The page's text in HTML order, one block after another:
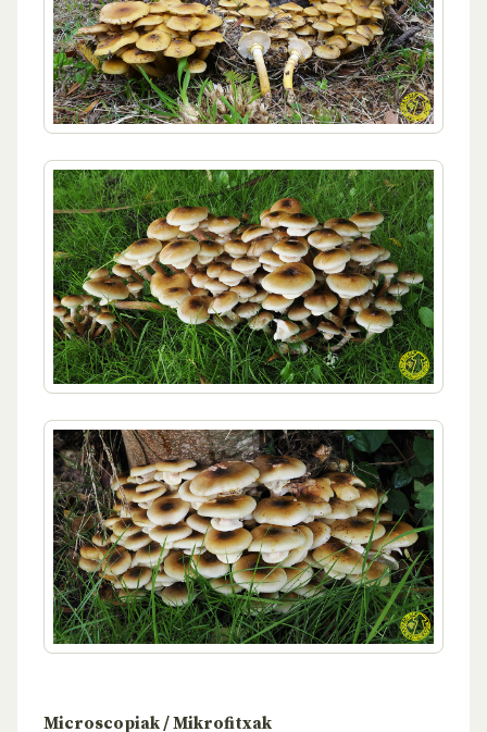
Microscopiak / Mikrofitxak